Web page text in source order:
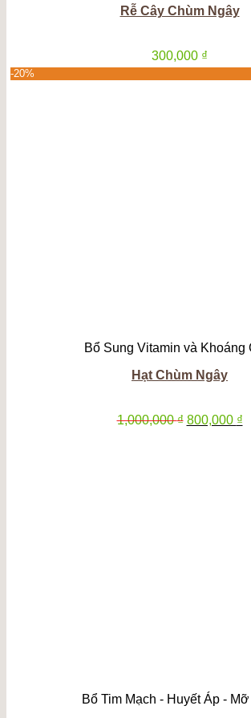
Rễ Cây Chùm Ngây
300,000 ₫
-20%
Bổ Sung Vitamin và Khoáng
Hạt Chùm Ngây
1,000,000₫ Giá
800,000 ₫
Bổ Tim Mạch - Huyết Áp -